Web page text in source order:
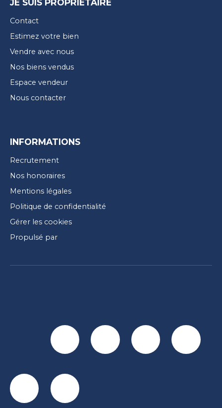
JE SUIS PROPRIÉTAIRE
Contact
Estimez votre bien
Vendre avec nous
Nos biens vendus
Espace vendeur
Nous contacter
INFORMATIONS
Recrutement
Nos honoraires
Mentions légales
Politique de confidentialité
Gérer les cookies
Propulsé par